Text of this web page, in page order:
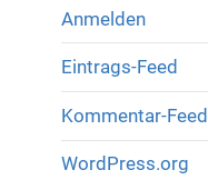
Anmelden
Eintrags-Feed
Kommentar-Feed
WordPress.org